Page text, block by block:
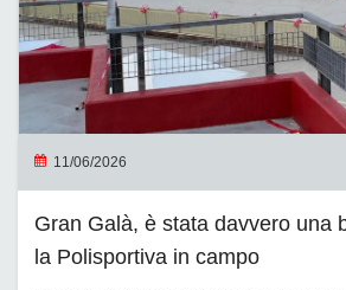
11/06/2026
Gran Galà, è stata davvero una
la Polisportiva in campo